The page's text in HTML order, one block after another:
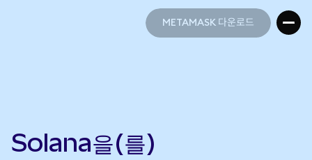
METAMASK 다운로드
Solana을(를)